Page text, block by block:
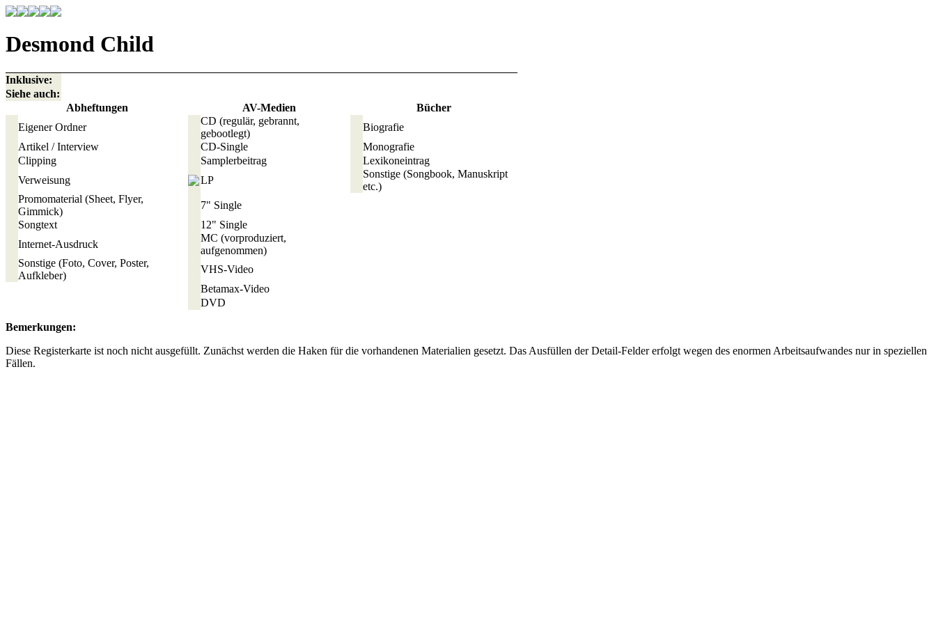
Desmond Child
Inklusive:
Siehe auch:
Abheftungen
AV-Medien
Bücher
Eigener Ordner
CD (regulär, gebrannt,
gebootlegt)
Biografie
Artikel / Interview
CD-Single
Monografie
Clipping
Samplerbeitrag
Lexikoneintrag
Verweisung
LP
Sonstige (Songbook, Manuskript
etc.)
Promomaterial (Sheet, Flyer,
Gimmick)
7" Single
Songtext
12" Single
Internet-Ausdruck
MC (vorproduziert,
aufgenommen)
Sonstige (Foto, Cover, Poster,
Aufkleber)
VHS-Video
Betamax-Video
DVD
Bemerkungen:
Diese Registerkarte ist noch nicht ausgefüllt. Zunächst werden die Haken für die vorhandenen Materialien gesetzt. Das Ausfüllen der Detail-Felder erfolgt wegen des enormen Arbeitsaufwandes nur in speziellen
Fällen.